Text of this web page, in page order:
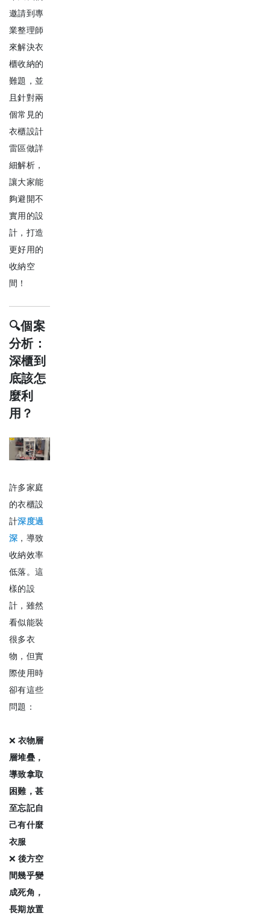
邀請到專
業整理師
來解決衣
櫃收納的
難題，並
且針對兩
個常見的
衣櫃設計
雷區做詳
細解析，
讓大家能
夠避開不
實用的設
計，打造
更好用的
收納空
間！
🔍個案
分析：
深櫃到
底該怎
麼利
用？
許多家庭
的衣櫃設
計深度過
深 ，導致
收納效率
低落。這
樣的設
計，雖然
看似能裝
很多衣
物，但實
際使用時
卻有這些
問題：
❌ 衣物層
層堆疊，
導致拿取
困難，甚
至忘記自
己有什麼
衣服
❌ 後方空
間幾乎變
成死角，
長期放置